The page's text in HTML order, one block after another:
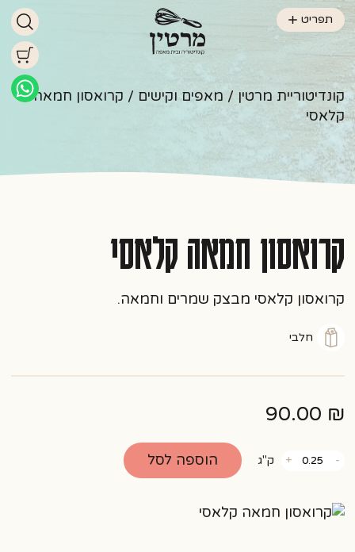
תפריט
קונדיטוריית מרטין / מאפים וקישים / קרואסון חמאה
קלאסי
קרואסון חמאה קלאסי
קרואסון קלאסי מבצק שמרים וחמאה.
חלבי
90.00 ₪
-כמות
של
+ ק"ג הוספה לסל